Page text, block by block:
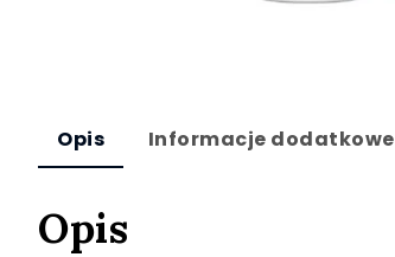
Opis Informacje dodatkowe
Opis